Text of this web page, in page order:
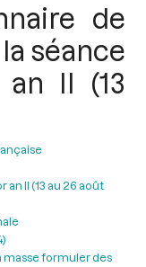
de
séance
II (13
II (13 au 26 août
masse formuler des